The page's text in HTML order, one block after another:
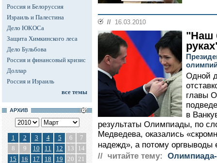
Россия и Белоруссия
Израиль и Палестина
Дело ЮКОСа
Защита Химкинского леса
Дело Бульбова
Россия и финансовый кризис
Доллар
Россия и Израиль
все темы
АРХИВ
1 2 3 4 5 6
7
8
9 10 11 12 13
14
15
16 17 18 19 20 21
// 16.03.2010
"Наш
Одной
главы
в
результаты Олимпиады, по
Медведева, оказались
надежд», а потому оргвыводы
// читайте тему:
Олимпиада-